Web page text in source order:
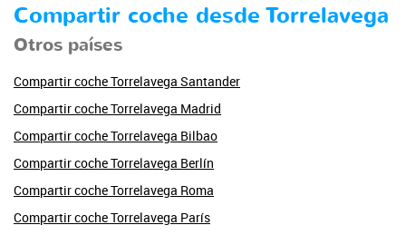
Compartir coche desde Torrelavega
Otros países
Compartir coche Torrelavega Santander
Compartir coche Torrelavega Madrid
Compartir coche Torrelavega Bilbao
Compartir coche Torrelavega Berlín
Compartir coche Torrelavega Roma
Compartir coche Torrelavega París